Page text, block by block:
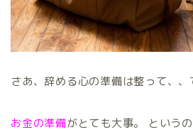
さあ、辞める心の準備は整って、、
お金の準備がとても大事。 という